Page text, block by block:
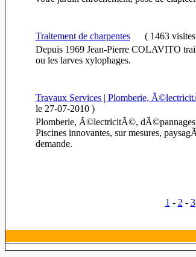
Traitement de charpentes(1463 visites
Depuis 1969 Jean-Pierre COLAVITO
ou les larves xylophages.
Travaux Services | Plomberie,
le 27-07-2010)
Plomberie, Ã©lectricitÃ©,
Piscines innovantes, sur mesures,
demande.
1 - 2- 3